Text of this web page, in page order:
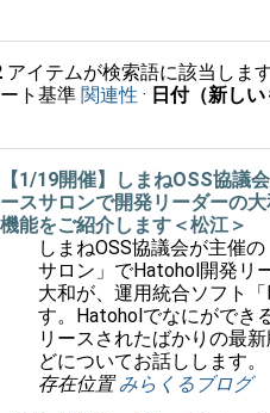
アイテムが検索語に該当しま
ト基準 関連性 · 日付（新しい
【1/19開催】しまねOSS協議
ースサロンで開発リーダーの
機能をご紹介します＜松江＞
しまねOSS協議会が主催
サロン」でHatohol開発リ
大和が、運用統合ソフト
す。Hatoholでなにができ
リースされたばかりの最
どについてお話しします。
存在位置 みらくるブログ